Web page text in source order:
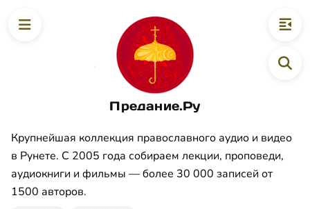
Предание.Ру
Крупнейшая коллекция православного аудио и видео
в Рунете. С 2005 года собираем лекции, проповеди,
аудиокниги и фильмы — более 30 000 записей от
1500 авторов.